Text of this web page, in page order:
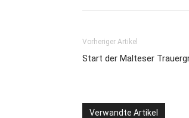
Vorheriger Artikel
Start der Malteser
Verwandte Artikel